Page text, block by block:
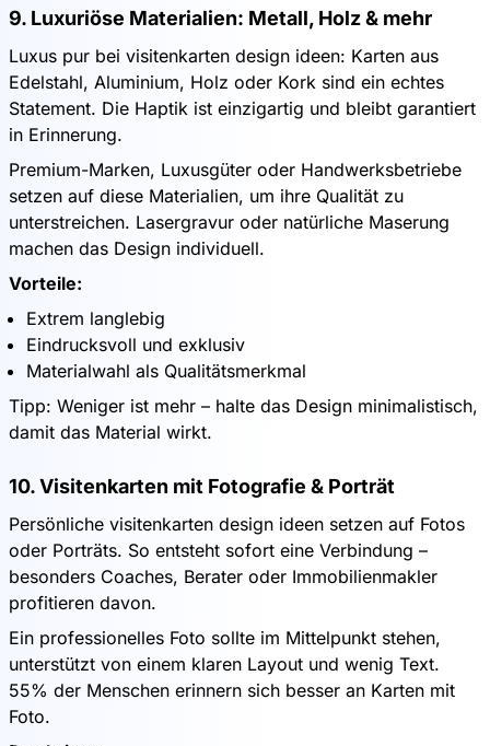
9. Luxuriöse Materialien: Metall, Holz & mehr
Luxus pur bei visitenkarten design ideen: Karten aus
Edelstahl, Aluminium, Holz oder Kork sind ein echtes
Statement. Die Haptik ist einzigartig und bleibt garantiert
in Erinnerung.
Premium-Marken, Luxusgüter oder Handwerksbetriebe
setzen auf diese Materialien, um ihre Qualität zu
unterstreichen. Lasergravur oder natürliche Maserung
machen das Design individuell.
Vorteile:
Extrem langlebig
Eindrucksvoll und exklusiv
Materialwahl als Qualitätsmerkmal
Tipp: Weniger ist mehr – halte das Design minimalistisch,
damit das Material wirkt.
10. Visitenkarten mit Fotografie & Porträt
Persönliche visitenkarten design ideen setzen auf Fotos
oder Porträts. So entsteht sofort eine Verbindung –
besonders Coaches, Berater oder Immobilienmakler
profitieren davon.
Ein professionelles Foto sollte im Mittelpunkt stehen,
unterstützt von einem klaren Layout und wenig Text.
55% der Menschen erinnern sich besser an Karten mit
Foto.